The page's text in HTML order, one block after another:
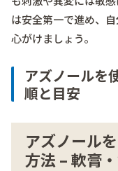
は安全第一で進め、
心がけましょう。
アズノールを
順と目安
アズノール
方法 – 軟膏